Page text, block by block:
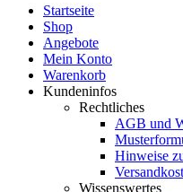
Startseite
Shop
Angebote
Mein Konto
Warenkorb
Kundeninfos
Rechtliches
AGB und
Hinweise
Wissenswertes